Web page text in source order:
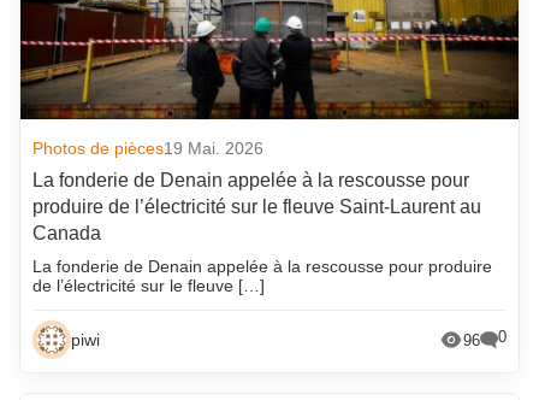
Photos de pièces19 Mai. 2026
La fonderie de Denain appelée à la rescousse pour
produire de l’électricité sur le fleuve Saint-Laurent au
Canada
La fonderie de Denain appelée à la rescousse pour produire
de l’électricité sur le fleuve […]
piwi 96 0